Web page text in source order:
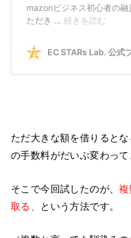
ただ大きな額を借りると
の手数料がだいぶ変わって
そこで今回試したのが、複
取る、
という方法です。